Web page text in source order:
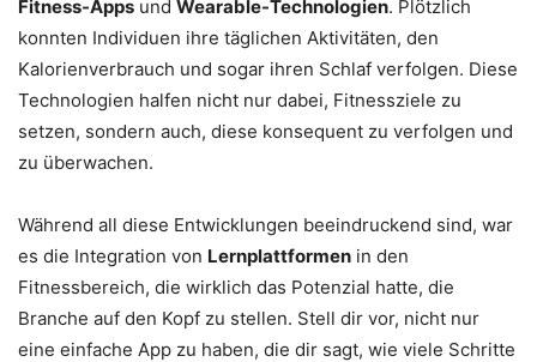
Fitness-Apps und Wearable-Technologien. Plötzlich
konnten Individuen ihre täglichen Aktivitäten, den
Kalorienverbrauch und sogar ihren Schlaf verfolgen. Diese
Technologien halfen nicht nur dabei, Fitnessziele zu
setzen, sondern auch, diese konsequent zu verfolgen und
zu überwachen.
Während all diese Entwicklungen beeindruckend sind, war
es die Integration von Lernplattformen in den
Fitnessbereich, die wirklich das Potenzial hatte, die
Branche auf den Kopf zu stellen. Stell dir vor, nicht nur
eine einfache App zu haben, die dir sagt, wie viele Schritte